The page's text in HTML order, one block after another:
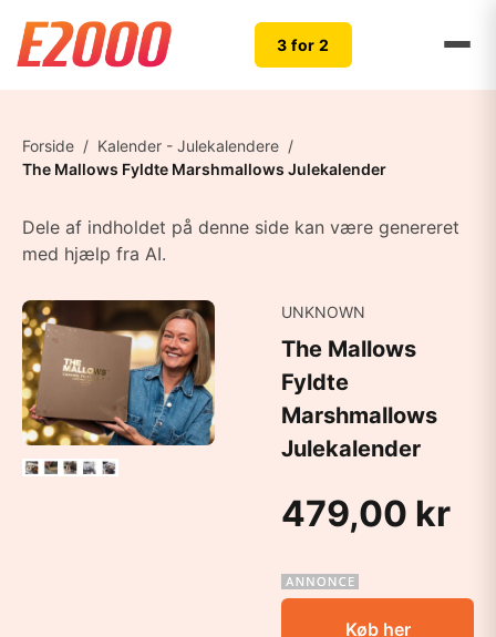
3 for 2
Forside / Kalender - Julekalendere /
The Mallows Fyldte Marshmallows Julekalender
Dele af indholdet på denne side kan være genereret
med hjælp fra AI.
UNKNOWN
The Mallows
Fyldte
Marshmallows
Julekalender
479,00 kr
Køb her